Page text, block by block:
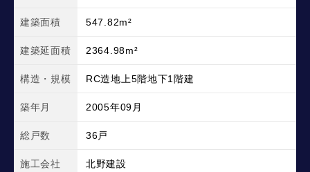
建築面積 547.82m²
建築延面積 2364.98m²
構造・規模 RC造地上5階地下1階建
築年月 2005年09月
総戸数 36戸
施工会社 北野建設